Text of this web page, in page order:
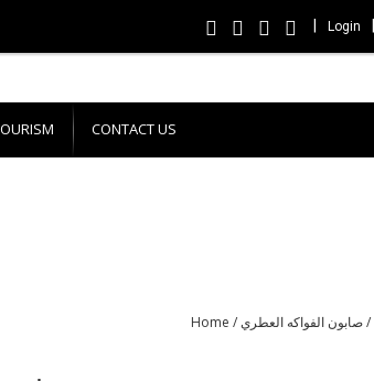
Login
CONTACT US
Home // صابون الفواكه العطري